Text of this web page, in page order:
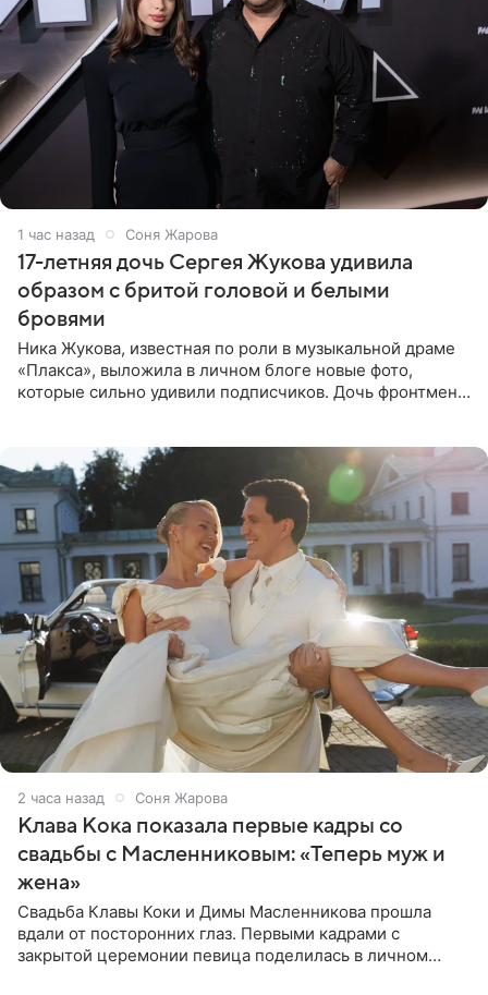
1 час назад Соня Жарова
17-летняя дочь Сергея Жукова удивила
образом с бритой головой и белыми
бровями
Ника Жукова, известная по роли в музыкальной драме
«Плакса», выложила в личном блоге новые фото,
которые сильно удивили подписчиков. Дочь фронтмена
2 часа назад Соня Жарова
Клава Кока показала первые кадры со
свадьбы с Масленниковым: «Теперь муж и
жена»
Свадьба Клавы Коки и Димы Масленникова прошла
вдали от посторонних глаз. Первыми кадрами с
закрытой церемонии певица поделилась в личном